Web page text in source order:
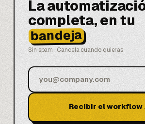
La
completa, en tu
bandeja
Sin spam · Cancela cuando quieras
Recibir el workflow